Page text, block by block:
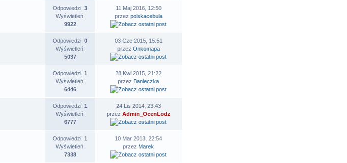
Odpowiedzi: 3
Wyświetleń:
9922
11 Maj 2016, 12:50
przez polskacebula
Odpowiedzi: 0
Wyświetleń:
5037
03 Cze 2015, 15:51
przez Onkomapa
Odpowiedzi: 1
Wyświetleń:
6446
28 Kwi 2015, 21:22
przez Banieczka
Odpowiedzi: 1
Wyświetleń:
6777
24 Lis 2014, 23:43
przez Admin_OcenLodz
Odpowiedzi: 1
Wyświetleń:
7338
10 Mar 2013, 22:54
przez Marek